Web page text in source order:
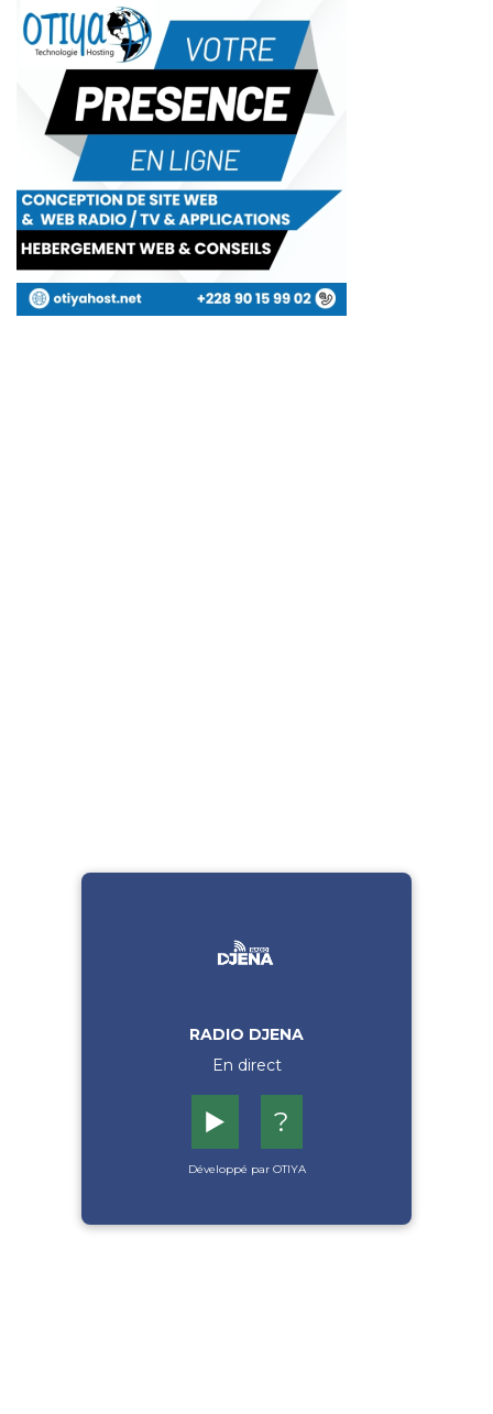
RADIO DJENA
En direct
▶️ ?
Développé par OTIYA